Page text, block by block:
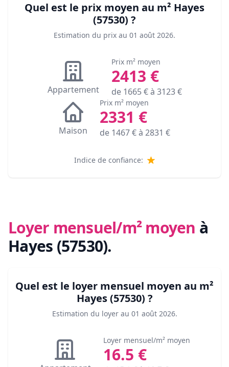
Quel est le prix moyen au m² Hayes
(57530) ?
Estimation du prix au 01 août 2026.
Appartement
Prix m² moyen
2413 €
de 1665€ à 3123€
Maison
Prix m² moyen
2331 €
de 1467€ à 2831 €
Indice de confiance:
Loyer mensuel/m² moyen à
Hayes (57530).
Quel est le loyer mensuel moyen au m²
Hayes (57530) ?
Estimation du loyer au 01 août 2026.
Loyer mensuel/m² moyen
16.5 €